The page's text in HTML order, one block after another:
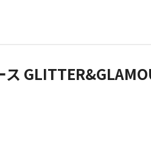
ス